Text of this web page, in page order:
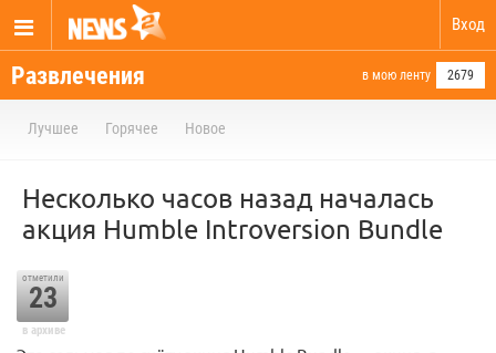
Вход
Развлечения в мою ленту 2679
Лучшее Горячее Новое
Несколько часов назад началась
акция Humble Introversion Bundle
отметили
23
в архиве